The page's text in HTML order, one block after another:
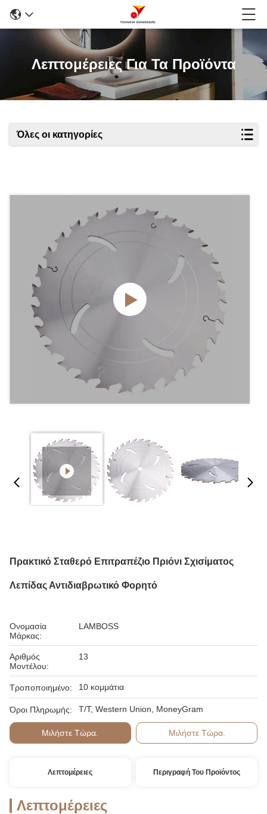
Λεπτομέρειες Για Τα Προϊόντα
Όλες οι κατηγορίες
Πρακτικό Σταθερό Επιτραπέζιο Πριόνι Σχισίματος
Λεπίδας Αντιδιαβρωτικό Φορητό
Ονομασία
Μάρκας:
LAMBOSS
Αριθμός
Μοντέλου:
13
Τροποποιημένο: 10 κομμάτια
Όροι Πληρωμής: T/T, Western Union, MoneyGram
Μιλήστε Τώρα. Μιλήστε Τώρα.
Λεπτομέρειες Περιγραφή Του Προϊόντος
Λεπτομέρειες